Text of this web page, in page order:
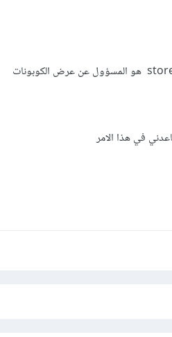
في هذا الامر